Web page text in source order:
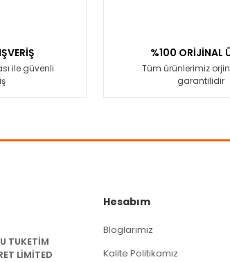
ile güvenli
%100 ORİJİNAL
Tüm ürünlerimiz
garantilidir
TUKETİM
LİMİTED
Hesabım
Bloglarımız
Kalite Politikamız